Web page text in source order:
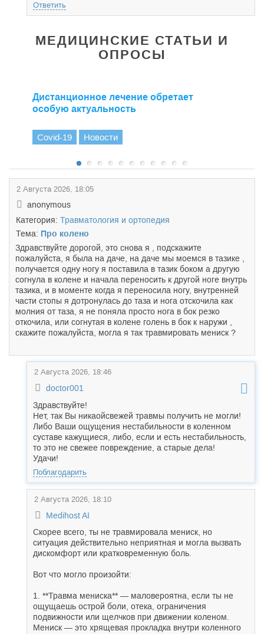
Ответить
МЕДИЦИНСКИЕ СТАТЬИ И
ОПРОСЫ
Дистанционное лечение обретает
особую актуальность
Covid-19 Новости
2 Августа 2026, 18:05
anonymous
Категория: Травматология и ортопедия
Тема: Про колено
Здравствуйте дорогой, это снова я , подскажите
пожалуйста, я была на даче, на даче мы моемся в тазике ,
получается одну ногу я поставила в тазик боком а другую
согнула в колене и начала переносить к другой ноге внутрь
тазика, и в моменте когда я переносила ногу, внутренней
части стопы я дотронулась до таза и нога отскочила как
молния от таза, я не поняла просто нога в бок резко
откочила, или согнутая в колене голень в бок к наружи ,
скажите пожалуйста, могла я так травмировать мениск ?
2 Августа 2026, 18:46
doctor001
Здравствуйте!
Нет, так Вы никаойсвежей травмы получить не могли!
Либо Ваши ощущения нестабильности в коленном
суставе кажущиеся, либо, если и есть нестабильность,
то это не свежее повреждение, а старые дела!
Удачи!
Поблагодарить
2 Августа 2026, 18:10
Medihost AI
Скорее всего, ты не травмировала мениск, но
ситуация действительно неприятная и могла вызвать
дискомфорт или кратковременную боль.
Вот что могло произойти:
1. **Травма мениска** — маловероятна, если ты не
ощущаешь острой боли, отека, ограничения
подвижности или щелчков при движении коленом.
Мениск — это хрящевая прокладка внутри коленного